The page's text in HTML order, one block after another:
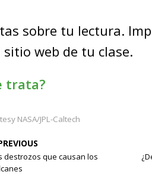
sobre tu lectura.
web de tu clase.
trata?
NASA/JPL-Caltech
destrozos que causan los